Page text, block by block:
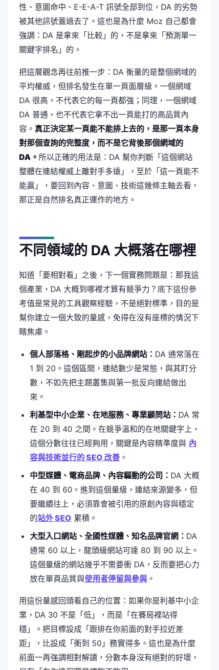
性、意圖命中、E-E-A-T 訊號全部到位，DA 的劣勢
被其他訊號蓋過去了。這也是為什麼 Moz 自己都會
強調：DA 是拿來「比較」的，不是拿來「預測單一
關鍵字排名」的。
把這層觀念再往前推一步：DA 衡量的是整個網域的
平均權威，但排名發生在單一頁面層級。一個網域
DA 很高，不代表它的每一頁都強；同理，一個網域
DA 普通，也不代表它拿不出一頁能打的高品質內
容。 真正決定某一頁能不能排上去的，是那一頁本身
對那個查詢的完整度，而不是它背後那個網域的
DA。 所以正確的用法是：DA 幫你判斷「這個網站
整體在連結權威上離對手多遠」，至於「這一頁能不
能贏」，要回到內容、意圖、技術這幾條主軸去看，
那正是自然排名真正運作的地方。
不同領域的 DA 大概落在哪裡
知道「要相對看」之後，下一個實務問題是：那我這
個產業，DA 大概到哪裡才算有競爭力？底下這份參
考值是常見的工具觀察經驗，不是絕對標準，目的是
幫你建立一個大致的量感，免得在沒有座標的情況下
瞎焦慮。
個人部落格、剛起步的小品牌網站： DA 通常落在
1 到 20。這個區間，連結數少是常態，與其盯分
數，不如先把主題叢集與第一批反向連結做出
來。
利基型中小企業、在地服務、專業顧問站： DA 常
在 20 到 40 之間。在競爭溫和的在地關鍵字上，
這個分數往往已經夠用，關鍵是內容精準度與 內
容與技術並行的 SEO 改善。
中型媒體、電商品牌、內容驅動的公司： DA 大概
在 40 到 60。進到這個量級，連結來源變多，但
要繼續往上，必須靠會被引用的原創內容與穩定
的站外 SEO 累積。
大型入口網站、全國性媒體、知名品牌官網： DA
通常 60 以上，龍頭級網站可達 80 到 90 以上。
這個量級的網站幾乎不需要衝 DA，反而要把心力
放在單頁品質與使用者停留與參與。
用這份量感回頭看自己的位置：如果你是利基中小企
業，DA 30 不是「低」，而是「在賽局裡站得
穩」。把目標設成「跟排在你前面的對手拉近差
距」，比設成「衝到 50」務實得多。這也是為什麼
前面一再強調相對解讀，分數本身沒有絕對的好壞，